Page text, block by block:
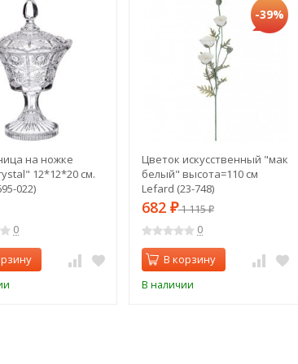
на ножке
12*12*20 см.
022)
0
-39%
Цветок искусственный "мак
белый" высота=110 см
Lefard (23-748)
682 ₽1 115₽
0
В корзину
В наличии